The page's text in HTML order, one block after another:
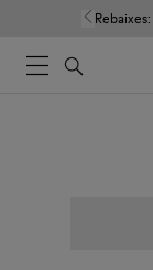
Rebaixes: